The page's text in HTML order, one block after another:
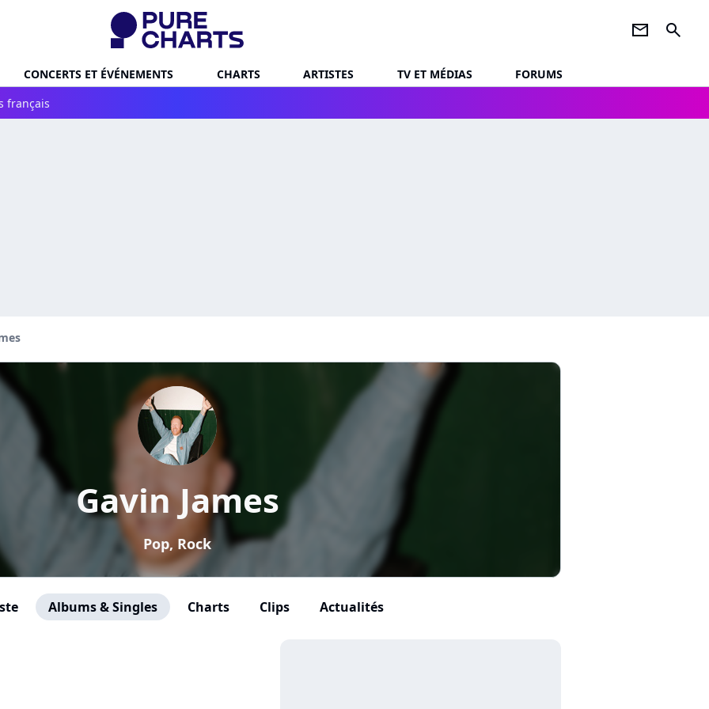
newsletter search
CONCERTS ET ÉVÉNEMENTS CHARTS ARTISTES TV ET MÉDIAS
FORUMS
français
Gavin James
Pop, Rock
Albums & Singles Charts Clips Actualités